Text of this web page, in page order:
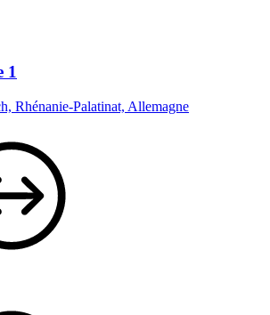
1
Rhénanie-Palatinat, Allemagne